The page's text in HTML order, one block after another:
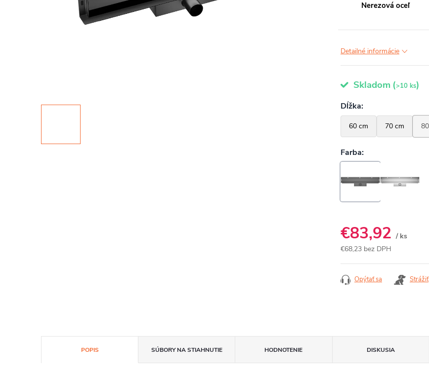
Nerezová oceľ
Detailné informácie
Skladom (>10 ks)
€83,92 / ks
€68,23 bez DPH
Opýtať sa Strážiť
POPIS SÚBORY NA STIAHNUTIE HODNOTENIE DISKUSIA